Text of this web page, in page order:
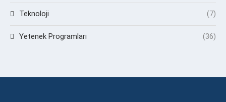
Teknoloji (7)
Yetenek Programları (36)